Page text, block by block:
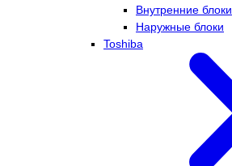
Внутренние блоки
Наружные блоки
Toshiba